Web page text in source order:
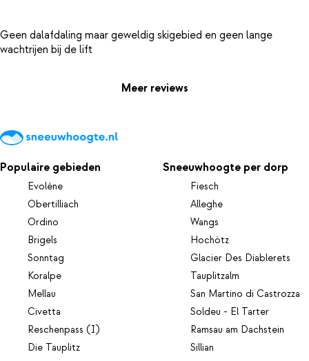
Geen dalafdaling maar geweldig skigebied en geen lange
Meer reviews
Populaire gebieden
Evolène
Obertilliach
Ordino
Brigels
Sonntag
Koralpe
Mellau
Civetta
Reschenpass (I)
Die Tauplitz
Sneeuwhoogte per dorp
Fiesch
Alleghe
Wangs
Hochötz
Glacier Des Diablerets
Tauplitzalm
San Martino di Castrozza
Soldeu - El Tarter
Ramsau am Dachstein
Sillian